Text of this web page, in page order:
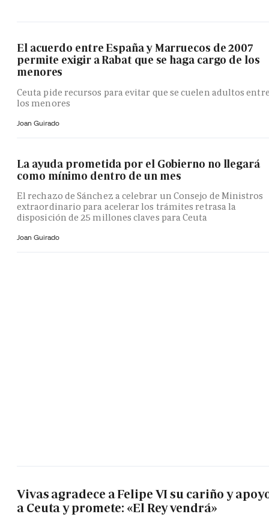
El acuerdo entre España y Marruecos de 2007
permite exigir a Rabat que se haga cargo de los
menores
Ceuta pide recursos para evitar que se cuelen adultos
los menores
Joan Guirado
La ayuda prometida por el Gobierno no llegará
como mínimo dentro de un mes
El rechazo de Sánchez a celebrar un Consejo de Ministros
extraordinario para acelerar los trámites retrasa la
disposición de 25 millones claves para Ceuta
Joan Guirado
Vivas agradece a Felipe VI su cariño y
a Ceuta y promete: «El Rey vendrá»